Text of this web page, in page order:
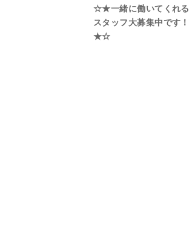
☆★一緒に働いてくれる
スタッフ大募集中です！
★☆